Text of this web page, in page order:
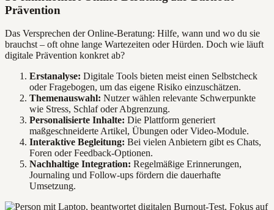
Prävention
Das Versprechen der Online-Beratung: Hilfe, wann und wo du sie
brauchst – oft ohne lange Wartezeiten oder Hürden. Doch wie läuft
digitale Prävention konkret ab?
Erstanalyse: Digitale Tools bieten meist einen Selbstcheck
oder Fragebogen, um das eigene Risiko einzuschätzen.
Themenauswahl: Nutzer wählen relevante Schwerpunkte
wie Stress, Schlaf oder Abgrenzung.
Personalisierte Inhalte: Die Plattform generiert
maßgeschneiderte Artikel, Übungen oder Video-Module.
Interaktive Begleitung: Bei vielen Anbietern gibt es Chats,
Foren oder Feedback-Optionen.
Nachhaltige Integration: Regelmäßige Erinnerungen,
Journaling und Follow-ups fördern die dauerhafte
Umsetzung.